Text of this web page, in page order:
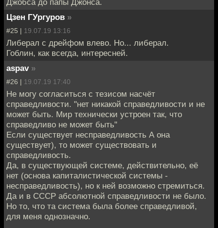
Цзен ГУргуров »
#25 | 19.07.19 13:16
Либерал с дрейфом влево. Но... либерал.
Гоблин, как всегда, интересней.
aspav »
#26 | 19.07.19 17:40
Не могу согласиться с тезисом насчёт
справедливости. "нет никакой справедливости и не
может быть. Мир технически устроен так, что
справедливо не может быть"
Если существует несправедливость А она
существует), то может существовать и
справедливость.
Да, в существующей системе, действительно, её
нет (основа капиталистической системы -
несправедливость), но к ней возможно стремиться.
Да и в СССР абсолютной справедливости не было.
Но то, что та система была более справедливой,
для меня однозначно.